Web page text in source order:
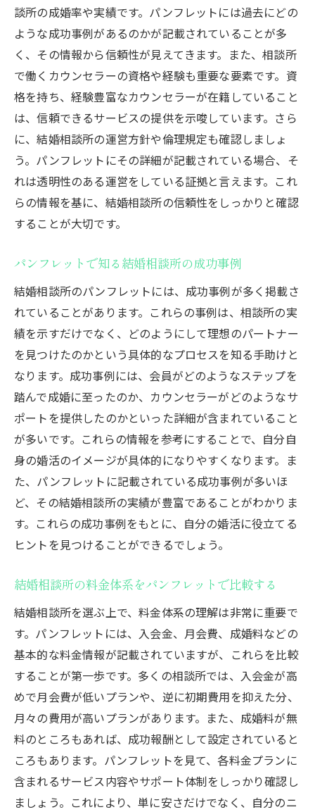
談所の成婚率や実績です。パンフレットには過去にどの
ような成功事例があるのかが記載されていることが多
く、その情報から信頼性が見えてきます。また、相談所
で働くカウンセラーの資格や経験も重要な要素です。資
格を持ち、経験豊富なカウンセラーが在籍していること
は、信頼できるサービスの提供を示唆しています。さら
に、結婚相談所の運営方針や倫理規定も確認しましょ
う。パンフレットにその詳細が記載されている場合、そ
れは透明性のある運営をしている証拠と言えます。これ
らの情報を基に、結婚相談所の信頼性をしっかりと確認
することが大切です。
パンフレットで知る結婚相談所の成功事例
結婚相談所のパンフレットには、成功事例が多く掲載さ
れていることがあります。これらの事例は、相談所の実
績を示すだけでなく、どのようにして理想のパートナー
を見つけたのかという具体的なプロセスを知る手助けと
なります。成功事例には、会員がどのようなステップを
踏んで成婚に至ったのか、カウンセラーがどのようなサ
ポートを提供したのかといった詳細が含まれていること
が多いです。これらの情報を参考にすることで、自分自
身の婚活のイメージが具体的になりやすくなります。ま
た、パンフレットに記載されている成功事例が多いほ
ど、その結婚相談所の実績が豊富であることがわかりま
す。これらの成功事例をもとに、自分の婚活に役立てる
ヒントを見つけることができるでしょう。
結婚相談所の料金体系をパンフレットで比較する
結婚相談所を選ぶ上で、料金体系の理解は非常に重要で
す。パンフレットには、入会金、月会費、成婚料などの
基本的な料金情報が記載されていますが、これらを比較
することが第一歩です。多くの相談所では、入会金が高
めで月会費が低いプランや、逆に初期費用を抑えた分、
月々の費用が高いプランがあります。また、成婚料が無
料のところもあれば、成功報酬として設定されていると
ころもあります。パンフレットを見て、各料金プランに
含まれるサービス内容やサポート体制をしっかり確認し
ましょう。これにより、単に安さだけでなく、自分のニ